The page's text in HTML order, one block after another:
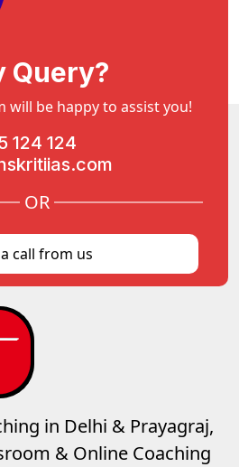
Query?
will be happy to assist you!
124 124
OR
call from us
in Delhi & Prayagraj,
& Online Coaching